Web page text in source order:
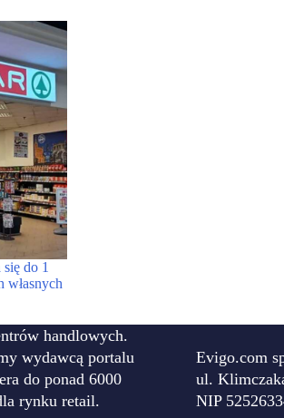
do 1
własnych
handlowych.
wydawcą portalu
do ponad 6000
rynku retail.
Evigo.com
ul.
NIP